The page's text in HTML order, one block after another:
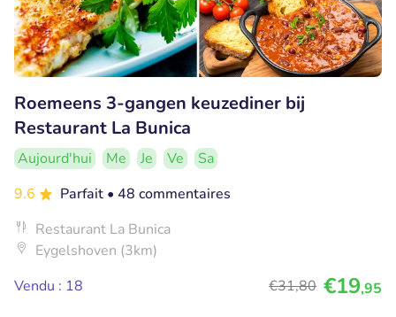
Roemeens 3-gangen keuzediner bij
Restaurant La Bunica
Aujourd'hui Me Je Ve
Sa
9.6
Parfait • 48 commentaires
Restaurant La Bunica
Eygelshoven (3km)
Vendu : 18
€31,80 €19,95